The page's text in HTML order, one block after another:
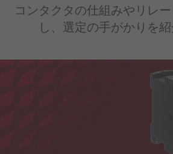
コンタクタの仕組みやリレ
し、選定の手がかりを紹